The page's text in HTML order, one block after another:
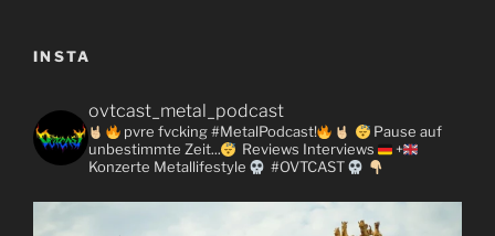
INSTA
ovtcast_metal_podcast
pvre fvcking #MetalPodcast!
Pause auf
unbestimmte Zeit...
Reviews Interviews
+
Konzerte Metallifestyle #OVTCAST